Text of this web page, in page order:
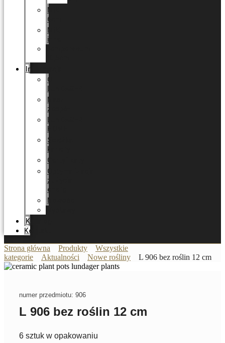
MIX
6cm
MIX
inne
Informacja
O
Nasz
zespół
HOME
Ścieżka
kariery
Certyfikaty
Optymalizacja
zużycia
energii
Nowości
Katalog
Kontakt
Strona główna Produkty
Wszystkie
kategorie
Aktualności Nowe rośliny L 906 bez roślin 12 cm
numer przedmiotu: 906
L 906 bez roślin 12 cm
6 sztuk w opakowaniu